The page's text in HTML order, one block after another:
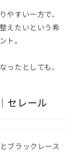
やすい一方で、
えたいという希
ト。
ったとしても、
セレール
ブラックレース